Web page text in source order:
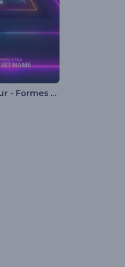
Visualiseur - Formes néon en mouvement